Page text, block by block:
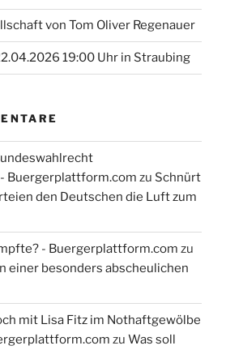
von Tom Oliver Regenauer
19:00 Uhr in Straubing
Buergerplattform.com zu Schnürt
den Deutschen die Luft zum
- Buergerplattform.com zu
einer besonders abscheulichen
mit Lisa Fitz im Nothaftgewölbe
zu Was soll